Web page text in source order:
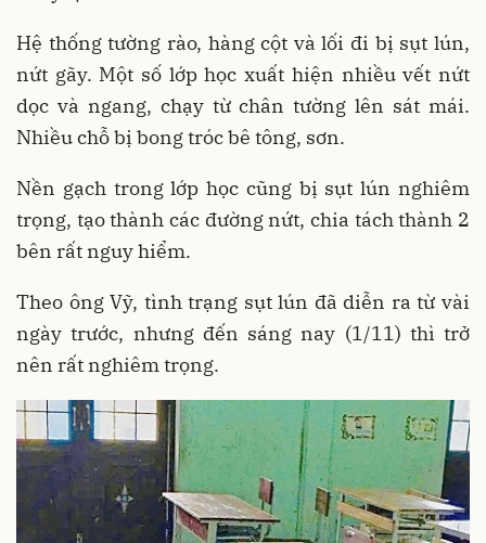
Hệ thống tường rào, hàng cột và lối đi bị sụt lún,
nứt gãy. Một số lớp học xuất hiện nhiều vết nứt
dọc và ngang, chạy từ chân tường lên sát mái.
Nhiều chỗ bị bong tróc bê tông, sơn.
Nền gạch trong lớp học cũng bị sụt lún nghiêm
trọng, tạo thành các đường nứt, chia tách thành 2
bên rất nguy hiểm.
Theo ông Vỹ, tình trạng sụt lún đã diễn ra từ vài
ngày trước, nhưng đến sáng nay (1/11) thì trở
nên rất nghiêm trọng.